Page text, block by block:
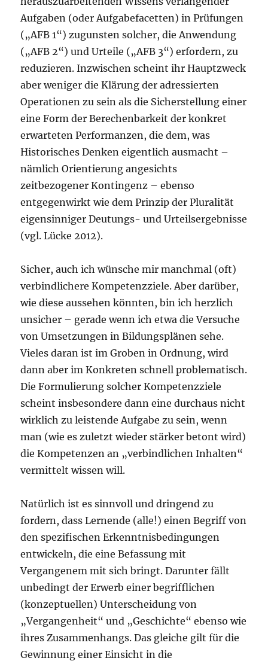
Aufgaben (oder Aufgabefacetten) in Prüfungen
(„AFB 1“) zugunsten solcher, die Anwendung
(„AFB 2“) und Urteile („AFB 3“) erfordern, zu
reduzieren. Inzwischen scheint ihr Hauptzweck
aber weniger die Klärung der adressierten
Operationen zu sein als die Sicherstellung einer
eine Form der Berechenbarkeit der konkret
erwarteten Performanzen, die dem, was
Historisches Denken eigentlich ausmacht –
nämlich Orientierung angesichts
zeitbezogener Kontingenz – ebenso
entgegenwirkt wie dem Prinzip der Pluralität
eigensinniger Deutungs- und Urteilsergebnisse
(vgl. Lücke 2012).
Sicher, auch ich wünsche mir manchmal (oft)
verbindlichere Kompetenzziele. Aber darüber,
wie diese aussehen könnten, bin ich herzlich
unsicher – gerade wenn ich etwa die Versuche
von Umsetzungen in Bildungsplänen sehe.
Vieles daran ist im Groben in Ordnung, wird
dann aber im Konkreten schnell problematisch.
Die Formulierung solcher Kompetenzziele
scheint insbesondere dann eine durchaus nicht
wirklich zu leistende Aufgabe zu sein, wenn
man (wie es zuletzt wieder stärker betont wird)
die Kompetenzen an „verbindlichen Inhalten“
vermittelt wissen will.
Natürlich ist es sinnvoll und dringend zu
fordern, dass Lernende (alle!) einen Begriff von
den spezifischen Erkenntnisbedingungen
entwickeln, die eine Befassung mit
Vergangenem mit sich bringt. Darunter fällt
unbedingt der Erwerb einer begrifflichen
(konzeptuellen) Unterscheidung von
„Vergangenheit“ und „Geschichte“ ebenso wie
ihres Zusammenhangs. Das gleiche gilt für die
Gewinnung einer Einsicht in die